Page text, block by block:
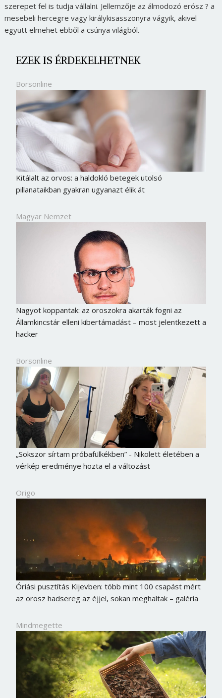
szerepet fel is tudja vállalni. Jellemzője az álmodozó erósz ? a
mesebeli hercegre vagy királykisasszonyra vágyik, akivel
együtt elmehet ebből a csúnya világból.
EZEK IS ÉRDEKELHETNEK
Borsonline
Kitálalt az orvos: a haldokló betegek utolsó
pillanataikban gyakran ugyanazt élik át
Magyar Nemzet
Nagyot koppantak: az oroszokra akarták fogni az
Államkincstár elleni kibertámadást – most jelentkezett a
hacker
Borsonline
„Sokszor sírtam próbafülkékben” - Nikolett életében a
vérkép eredménye hozta el a változást
Origo
Óriási pusztítás Kijevben: több mint 100 csapást mért
az orosz hadsereg az éjjel, sokan meghaltak – galéria
Mindmegette